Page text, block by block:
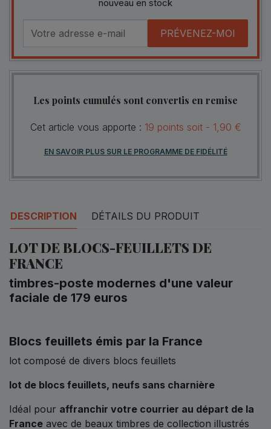
nouveau en stock
PRÉVENEZ-MOI
Les points cumulés sont convertis en remise
Cet article vous apporte : 19 points soit - 1,90 €
EN SAVOIR PLUS SUR LE PROGRAMME DE FIDÉLITÉ
DESCRIPTION DÉTAILS DU PRODUIT
LOT DE BLOCS-FEUILLETS DE
FRANCE
timbres-poste modernes d'une valeur
faciale de 179 euros
Blocs feuillets émis par la France
lot composé de divers blocs feuillets
lot de blocs feuillets, neufs sans charnière
Idéal pour affranchir votre courrier au départ de la
France avec de beaux timbres de collection illustrés